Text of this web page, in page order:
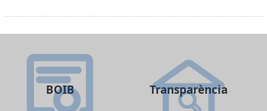
BOIB Transparència